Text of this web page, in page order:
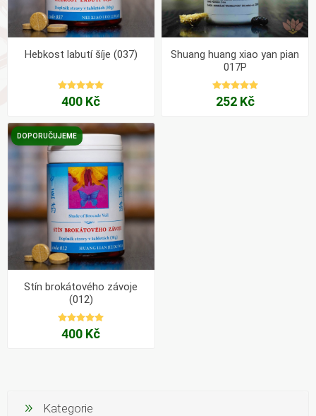
Hebkost labutí šíje (037)
400 Kč
Shuang huang xiao yan pian
017P
252 Kč
DOPORUČUJEME
Stín brokátového závoje
(012)
400 Kč
Kategorie